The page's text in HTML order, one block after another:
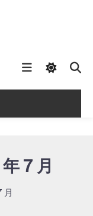
7 月
月